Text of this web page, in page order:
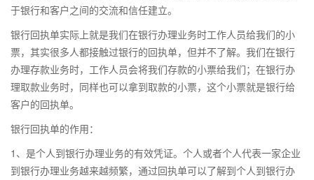
于银行和客户之间的交流和信任建立。
银行回执单实际上就是我们在银行办理业务时工作人员给我们的小
票，其实很多人都接触过银行的回执单，但并不了解。我们在银行
办理存款业务时，工作人员会将我们存款的小票给我们；在银行办
理取款业务时，同样也可以拿到取款的小票，这个小票就是银行给
客户的回执单。
银行回执单的作用：
1、是个人到银行办理业务的有效凭证。个人或者个人代表一家企业
到银行办理业务越来越频繁，通过回执单可以了解到个人到银行办